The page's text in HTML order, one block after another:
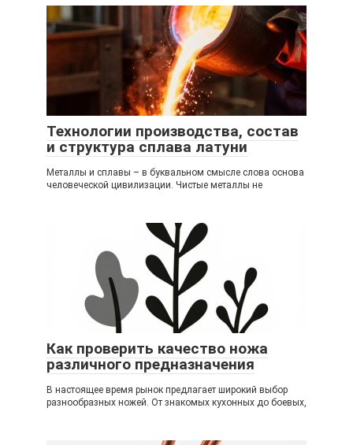
Технологии производства, состав
и структура сплава латуни
Металлы и сплавы – в буквальном смысле слова основа
человеческой цивилизации. Чистые металлы не
Как проверить качество ножа
различного предназначения
В настоящее время рынок предлагает широкий выбор
разнообразных ножей. От знакомых кухонных до боевых,